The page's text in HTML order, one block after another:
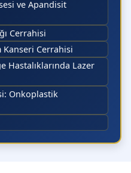
ve Apandisit
Cerrahisi
Cerrahisi
Hastalıklarında Lazer
Onkoplastik